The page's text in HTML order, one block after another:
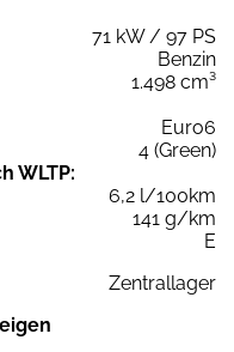
71 kW / 97 PS
Benzin
1.498 cm³
Euro6
4 (Green)
WLTP:
6,2 l/100km
141 g/km
E
Zentrallager